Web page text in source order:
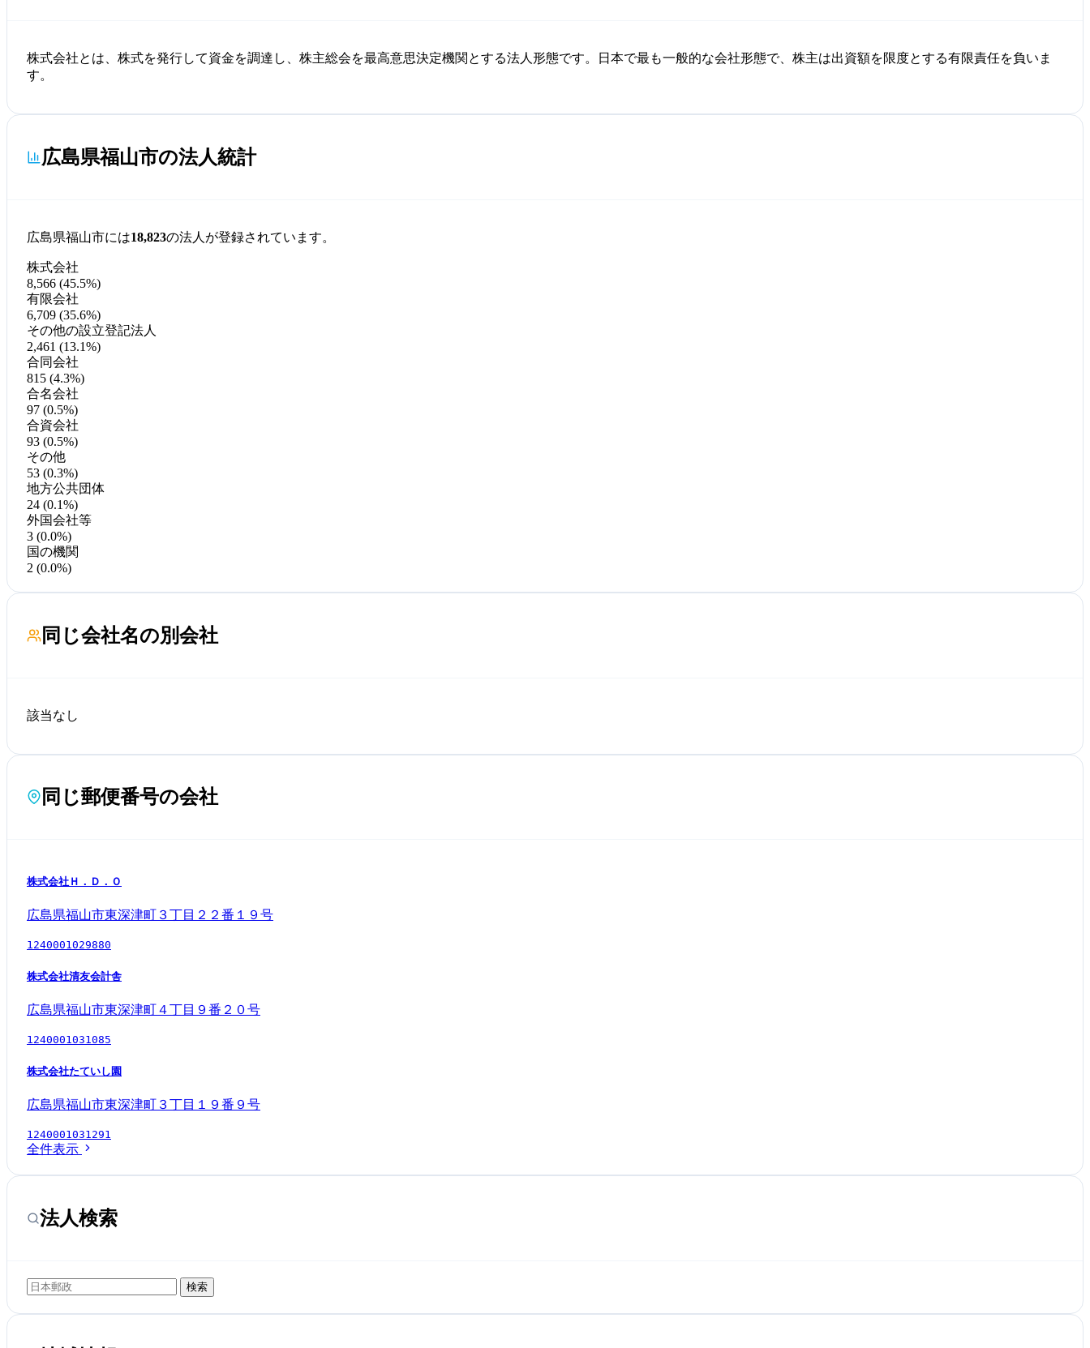
株式会社とは、株式を発行して資金を調達し、株主総会を最高意思決定機関とする法人形態です。日本で最も一般的な会社形態で、株主は出資額を限度とする有限責任を負いま
す。
広島県福山市の法人統計
広島県福山市には18,823の法人が登録されています。
株式会社
8,566 (45.5%)
有限会社
6,709 (35.6%)
その他の設立登記法人
2,461 (13.1%)
合同会社
815 (4.3%)
合名会社
97 (0.5%)
合資会社
93 (0.5%)
その他
53 (0.3%)
地方公共団体
24 (0.1%)
外国会社等
3 (0.0%)
国の機関
2 (0.0%)
同じ会社名の別会社
該当なし
同じ郵便番号の会社
株式会社Ｈ．Ｄ．Ｏ
広島県福山市東深津町３丁目２２番１９号
1240001029880
株式会社清友会計舎
広島県福山市東深津町４丁目９番２０号
1240001031085
株式会社たていし園
広島県福山市東深津町３丁目１９番９号
1240001031291
全件表示
法人検索
検索